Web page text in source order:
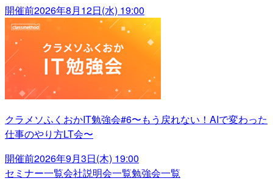
開催前2026年8月12日(水) 19:00
クラメソふくおかIT勉強会#6〜もう戻れない！AIで変わった
仕事のやり方LT会〜
開催前2026年9月3日(木) 19:00
セミナー一覧会社説明会一覧勉強会一覧